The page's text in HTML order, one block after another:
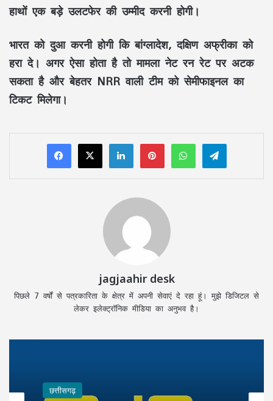
हाथों एक बड़े उलटफेर की उम्मीद करनी होगी।
भारत को दुआ करनी होगी कि बांग्लादेश, दक्षिण अफ्रीका को
हरा दे। अगर ऐसा होता है तो मामला नेट रन रेट पर अटक
सकता है और बेहतर NRR वाली टीम को सेमीफाइनल का
टिकट मिलेगा।
LinkedInPinterestWhatsAppTelegram
jagjaahir desk
पिछले 7 वर्षों से पत्रकारिता के क्षेत्र में अपनी सेवाएं दे रहा हूं। मुझे डिजिटल से
लेकर इलेक्ट्रॉनिक मीडिया का अनुभव है।
छत्तीसगढ़